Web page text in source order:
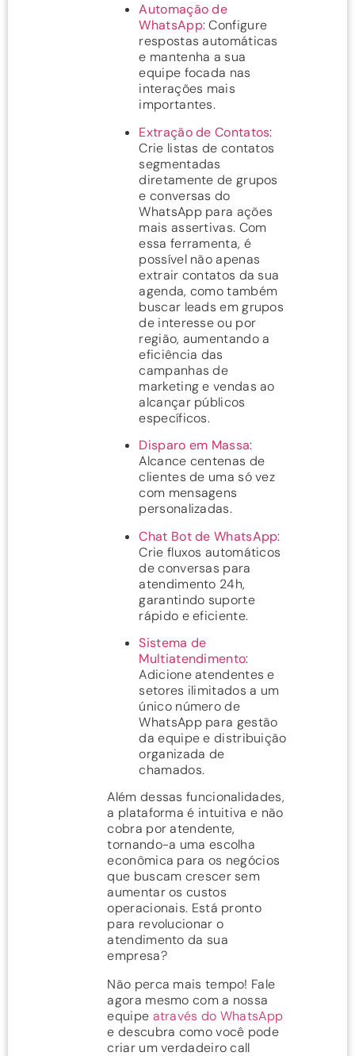
Automação de
WhatsApp: Configure
respostas automáticas
e mantenha a sua
equipe focada nas
interações mais
importantes.
Extração de Contatos:
Crie listas de contatos
segmentadas
diretamente de grupos
e conversas do
WhatsApp para ações
mais assertivas. Com
essa ferramenta, é
possível não apenas
extrair contatos da sua
agenda, como também
buscar leads em grupos
de interesse ou por
região, aumentando a
eficiência das
campanhas de
marketing e vendas ao
alcançar públicos
específicos.
Disparo em Massa:
Alcance centenas de
clientes de uma só vez
com mensagens
personalizadas.
Chat Bot de WhatsApp:
Crie fluxos automáticos
de conversas para
atendimento 24h,
garantindo suporte
rápido e eficiente.
Sistema de
Multiatendimento:
Adicione atendentes e
setores ilimitados a um
único número de
WhatsApp para gestão
da equipe e distribuição
organizada de
chamados.
Além dessas funcionalidades,
a plataforma é intuitiva e não
cobra por atendente,
tornando-a uma escolha
econômica para os negócios
que buscam crescer sem
aumentar os custos
operacionais. Está pronto
para revolucionar o
atendimento da sua
empresa?
Não perca mais tempo! Fale
agora mesmo com a nossa
equipe através do WhatsApp
e descubra como você pode
criar um verdadeiro call